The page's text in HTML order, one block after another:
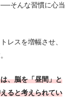
そんな習慣に心当
レスを増幅させ、
、脳を「昼間」と
ると考えられてい